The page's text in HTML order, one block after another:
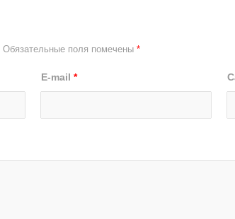
Обязательные поля помечены *
E-mail *